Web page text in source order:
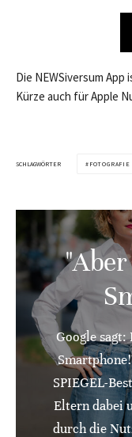
Die NEWSiversum
Kürze auch für Apple
SCHLAGWÖRTER FOTOGRAFIE
Google sagt:
SPIEGEL-
Eltern dabei
durch die